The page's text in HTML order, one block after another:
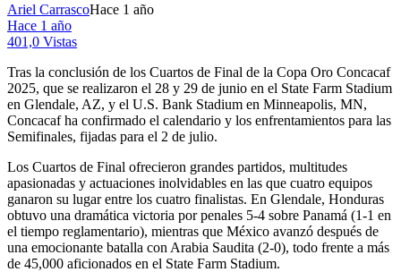
Ariel CarrascoHace 1 año
Hace 1 año
401,0 Vistas
Tras la conclusión de los Cuartos de Final de la Copa Oro Concacaf
2025, que se realizaron el 28 y 29 de junio en el State Farm Stadium
en Glendale, AZ, y el U.S. Bank Stadium en Minneapolis, MN,
Concacaf ha confirmado el calendario y los enfrentamientos para las
Semifinales, fijadas para el 2 de julio.
Los Cuartos de Final ofrecieron grandes partidos, multitudes
apasionadas y actuaciones inolvidables en las que cuatro equipos
ganaron su lugar entre los cuatro finalistas. En Glendale, Honduras
obtuvo una dramática victoria por penales 5-4 sobre Panamá (1-1 en
el tiempo reglamentario), mientras que México avanzó después de
una emocionante batalla con Arabia Saudita (2-0), todo frente a más
de 45,000 aficionados en el State Farm Stadium.